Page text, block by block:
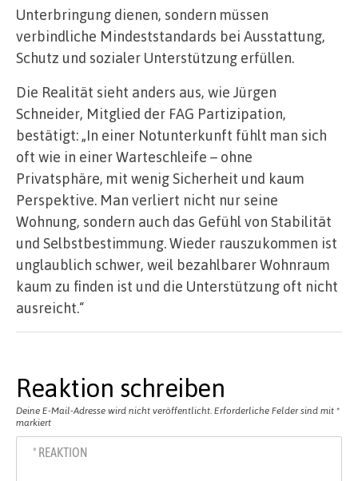
Unterbringung dienen, sondern müssen
verbindliche Mindeststandards bei Ausstattung,
Schutz und sozialer Unterstützung erfüllen.
Die Realität sieht anders aus, wie Jürgen
Schneider, Mitglied der FAG Partizipation,
bestätigt: „In einer Notunterkunft fühlt man sich
oft wie in einer Warteschleife – ohne
Privatsphäre, mit wenig Sicherheit und kaum
Perspektive. Man verliert nicht nur seine
Wohnung, sondern auch das Gefühl von Stabilität
und Selbstbestimmung. Wieder rauszukommen ist
unglaublich schwer, weil bezahlbarer Wohnraum
kaum zu finden ist und die Unterstützung oft nicht
ausreicht.“
Reaktion schreiben
Deine E-Mail-Adresse wird nicht veröffentlicht. Erforderliche Felder sind mit *
markiert